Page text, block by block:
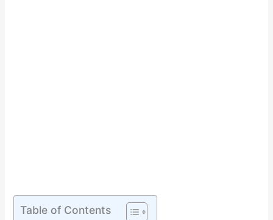
Table of Contents